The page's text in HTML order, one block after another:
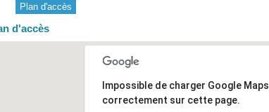
Plan d'accès
d'accès
Impossible de charger Google Maps
correctement sur cette page.